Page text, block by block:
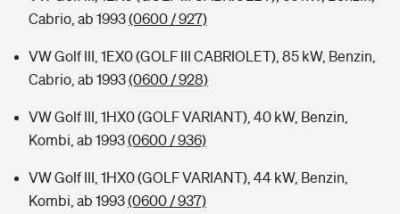
Cabrio, ab 1993(0600 / 927)
VW Golf III, 1EX0 (GOLF III CABRIOLET), 85 kW, Benzin,
Cabrio, ab 1993(0600 / 928)
VW Golf III, 1HX0 (GOLF VARIANT), 40 kW, Benzin,
Kombi, ab 1993(0600 / 936)
VW Golf III, 1HX0 (GOLF VARIANT), 44 kW, Benzin,
Kombi, ab 1993(0600 / 937)